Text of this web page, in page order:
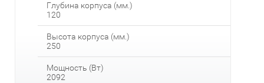
Глубина корпуса (мм.)
120
Высота корпуса (мм.)
250
Мощность (Вт)
2092